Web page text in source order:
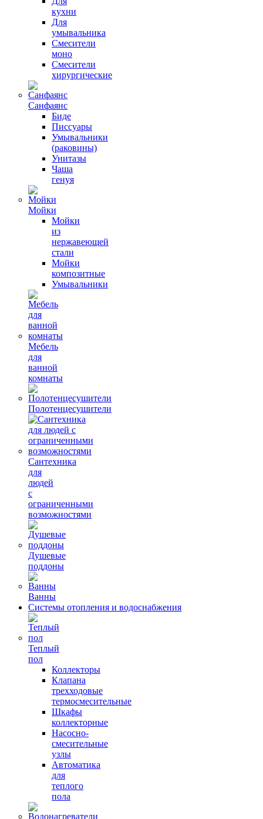
кухни
Для
умывальника
Смесители
моно
Смесители
хирургические
Санфаянс
Биде
Писсуары
Умывальники
(раковины)
Унитазы
Чаша
генуя
Мойки
Мойки
из
нержавеющей
стали
Мойки
композитные
Умывальники
Мебель
для
ванной
комнаты
Полотенцесушители
Сантехника
для
людей
с
ограниченными
возможностями
Душевые
поддоны
Ванны
Системы отопления и водоснабжения
Теплый
пол
Коллекторы
Клапана
трехходовые
термосмесительные
Шкафы
коллекторные
Насосно-
смесительные
узлы
Автоматика
для
теплого
пола